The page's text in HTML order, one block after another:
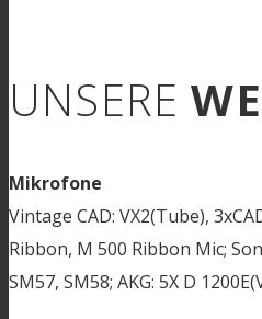
UNSERE
Mikrofone
Vintage CAD: VX2(Tube),
Ribbon, M 500 Ribbon Mic;
SM57, SM58; AKG: 5X D